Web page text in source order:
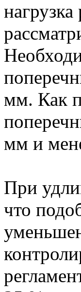
мм. Как
мм и
При
что